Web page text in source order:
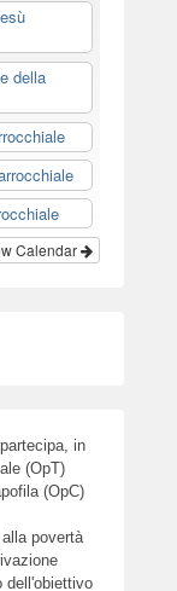
della
Calendar
in
(OpT)
(OpC)
povertà
dell'obiettivo